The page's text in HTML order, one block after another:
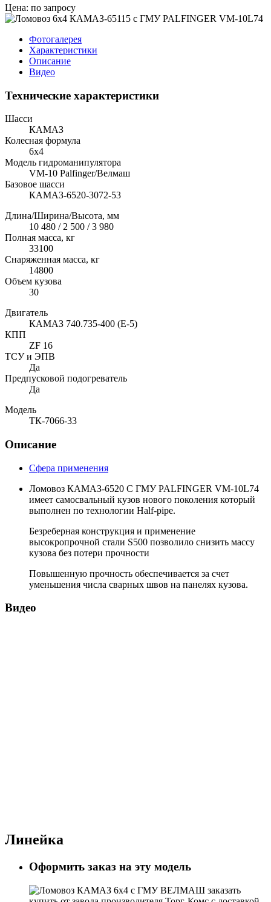
Цена: по запросу
Фотогалерея
Характеристики
Описание
Видео
Технические характеристики
Шасси
КАМАЗ
Колесная формула
6x4
Модель гидроманипулятора
VM-10 Palfinger/Велмаш
Базовое шасси
КАМАЗ-6520-3072-53
Длина/Ширина/Высота, мм
10 480 / 2 500 / 3 980
Полная масса, кг
33100
Снаряженная масса, кг
14800
Объем кузова
30
Двигатель
КАМАЗ 740.735-400 (E-5)
КПП
ZF 16
ТСУ и ЭПВ
Да
Предпусковой подогреватель
Да
Модель
ТК-7066-33
Описание
Сфера применения
Ломовоз КАМАЗ-6520 С ГМУ PALFINGER VM-10L74
имеет самосвальный кузов нового поколения который
выполнен по технологии Half-pipe.
Безреберная конструкция и применение
высокропрочной стали S500 позволило снизить массу
кузова без потери прочности
Повышенную прочность обеспечивается за счет
уменьшения числа сварных швов на панелях кузова.
Видео
Линейка
Оформить заказ на эту модель